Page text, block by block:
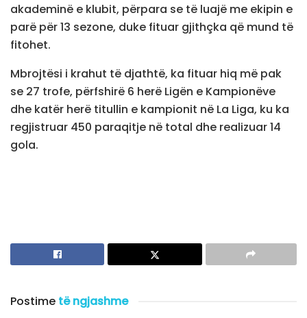
akademinë e klubit, përpara se të luajë me ekipin e
parë për 13 sezone, duke fituar gjithçka që mund të
fitohet.
Mbrojtësi i krahut të djathtë, ka fituar hiq më pak
se 27 trofe, përfshirë 6 herë Ligën e Kampionëve
dhe katër herë titullin e kampionit në La Liga, ku ka
regjistruar 450 paraqitje në total dhe realizuar 14
gola.
Postime të ngjashme